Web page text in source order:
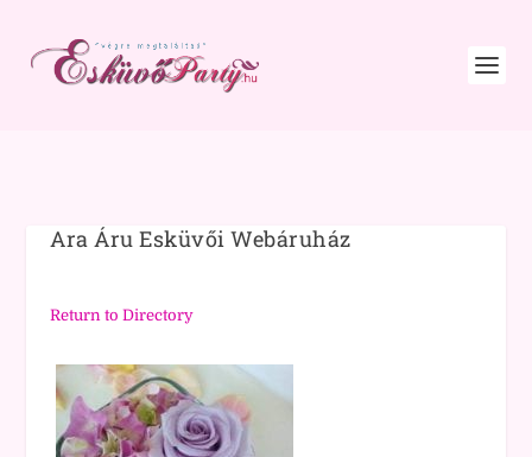
Ara Áru Esküvői Webáruház
Return to Directory